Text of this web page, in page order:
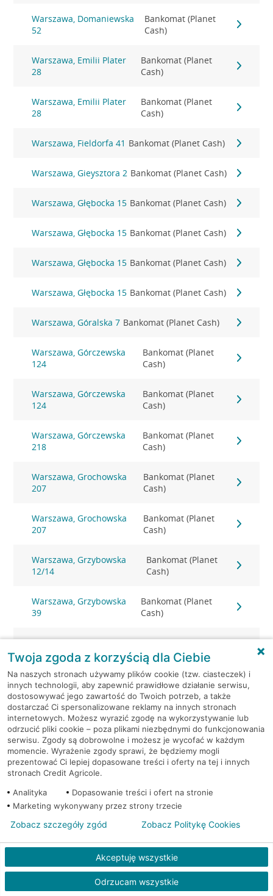
Warszawa, Domaniewska
52
Bankomat (Planet
Cash)
Warszawa, Emilii Plater
28
Bankomat (Planet
Cash)
Warszawa, Emilii Plater
28
Bankomat (Planet
Cash)
Warszawa, Fieldorfa 41 Bankomat (Planet Cash)
Warszawa, Gieysztora 2 Bankomat (Planet Cash)
Warszawa, Głębocka 15 Bankomat (Planet Cash)
Warszawa, Głębocka 15 Bankomat (Planet Cash)
Warszawa, Głębocka 15 Bankomat (Planet Cash)
Warszawa, Głębocka 15 Bankomat (Planet Cash)
Warszawa, Góralska 7 Bankomat (Planet Cash)
Warszawa, Górczewska
124
Bankomat (Planet
Cash)
Warszawa, Górczewska
124
Bankomat (Planet
Cash)
Warszawa, Górczewska
218
Bankomat (Planet
Cash)
Warszawa, Grochowska
207
Bankomat (Planet
Cash)
Warszawa, Grochowska
207
Bankomat (Planet
Cash)
Warszawa, Grzybowska
12/14
Bankomat (Planet
Cash)
Warszawa, Grzybowska
39
Bankomat (Planet
Cash)
Warszawa, Grzybowska
61
Bankomat (Planet
Cash)
Warszawa, Grzybowska
81
Bankomat (Planet
Cash)
Warszawa,
Jabłonowskiego/Lenca 3
Bankomat (Planet
Cash)
Warszawa, Jana Kazimierza
63
Bankomat (Planet
Warszawa, Jana Pawła II
82
Bankomat (Planet
Cash)
Warszawa, Jubilerska 1/3 Bankomat (Planet Cash)
Warszawa, Jubilerska 1/3 Bankomat (Planet Cash)
Twoja zgoda z korzyścią dla Ciebie
Na naszych stronach używamy plików cookie (tzw. ciasteczek) i
innych technologii, aby zapewnić prawidłowe działanie serwisu,
dostosowywać jego zawartość do Twoich potrzeb, a także
dostarczać Ci spersonalizowane reklamy na innych stronach
internetowych. Możesz wyrazić zgodę na wykorzystywanie lub
odrzucić pliki cookie – poza plikami niezbędnymi do funkcjonowania
serwisu. Zgody są dobrowolne i możesz je wycofać w każdym
momencie. Wyrażenie zgody sprawi, że będziemy mogli
prezentować Ci lepiej dopasowane treści i oferty na tej i innych
stronach Credit Agricole.
Analityka
Dopasowanie treści i ofert na stronie
Marketing wykonywany przez strony trzecie
Akceptuję wszystkie
Odrzucam wszystkie
Zobacz szczegóły zgód Zobacz Politykę Cookies